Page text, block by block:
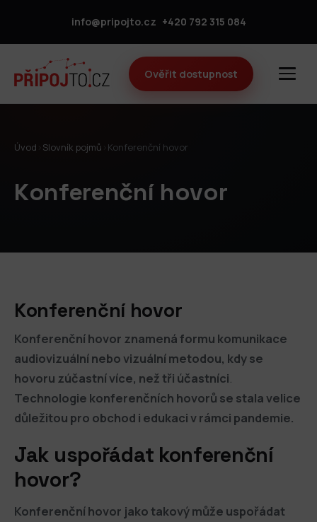
info@pripojto.cz +420 792 315 084
Ověřit dostupnost
Úvod Slovník pojmů Konferenční hovor
Konferenční hovor
Konferenční hovor
Konferenční hovor znamená formu komunikace
audiovizuální nebo vizuální metodou, kdy se
hovoru zúčastní více, než tři účastníci
Technologie konferenčních hovorů se stala velice
důležitou pro obchod i edukaci v rámci pandemie.
Jak uspořádat konferenční
hovor?
Konferenční hovor jako takový může uspořádat